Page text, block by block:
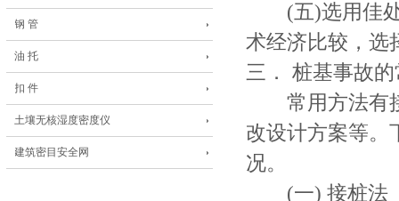
钢 管
油 托
扣 件
土壤无核湿度密度仪
建筑密目安全网
(五)选用佳处
术经济比较，选
三． 桩基事故
常用方法有接
改设计方案等。
况。
(一) 接桩法